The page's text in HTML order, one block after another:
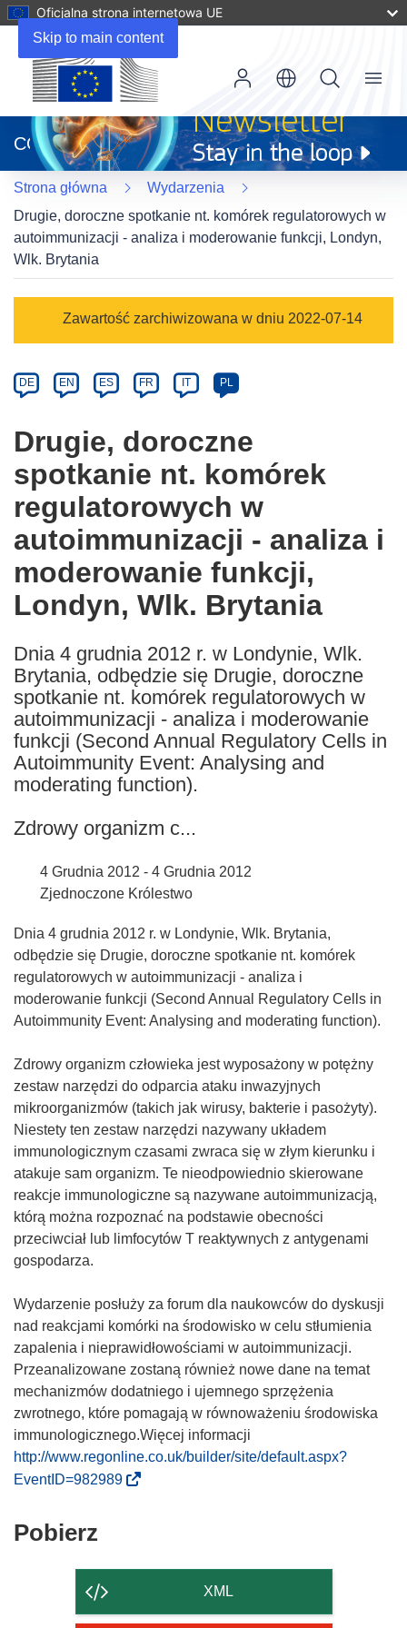
Skip to main content
Oficjalna strona internetowa UE
otworzy
się
w
nowym
oknie)
CORDIS
Menu
Strona główna
Wydarzenia
Drugie, doroczne spotkanie nt. komórek regulatorowych w
autoimmunizacji - analiza i moderowanie funkcji, Londyn,
Wlk. Brytania
category
Zawartość zarchiwizowana w dniu 2022-07-14
Article
available
the
following
languages:
DE EN ES FR IT PL
Drugie, doroczne
spotkanie nt. komórek
regulatorowych w
autoimmunizacji - analiza i
moderowanie funkcji,
Londyn, Wlk. Brytania
Dnia 4 grudnia 2012 r. w Londynie, Wlk.
Brytania, odbędzie się Drugie, doroczne
spotkanie nt. komórek regulatorowych w
autoimmunizacji - analiza i moderowanie
funkcji (Second Annual Regulatory Cells in
Autoimmunity Event: Analysing and
moderating function).
Zdrowy organizm c...
4 Grudnia 2012 - 4 Grudnia 2012
Zjednoczone Królestwo
Dnia 4 grudnia 2012 r. w Londynie, Wlk. Brytania,
odbędzie się Drugie, doroczne spotkanie nt. komórek
regulatorowych w autoimmunizacji - analiza i
moderowanie funkcji (Second Annual Regulatory Cells in
Autoimmunity Event: Analysing and moderating function).
Zdrowy organizm człowieka jest wyposażony w potężny
zestaw narzędzi do odparcia ataku inwazyjnych
mikroorganizmów (takich jak wirusy, bakterie i pasożyty).
Niestety ten zestaw narzędzi nazywany układem
immunologicznym czasami zwraca się w złym kierunku i
atakuje sam organizm. Te nieodpowiednio skierowane
reakcje immunologiczne są nazywane autoimmunizacją,
którą można rozpoznać na podstawie obecności
przeciwciał lub limfocytów T reaktywnych z antygenami
gospodarza.
Wydarzenie posłuży za forum dla naukowców do dyskusji
nad reakcjami komórki na środowisko w celu stłumienia
zapalenia i nieprawidłowościami w autoimmunizacji.
Przeanalizowane zostaną również nowe dane na temat
mechanizmów dodatniego i ujemnego sprzężenia
zwrotnego, które pomagają w równoważeniu środowiska
immunologicznego.Więcej informacji
http://www.regonline.co.uk/builder/site/default.aspx?
EventID=982989(
Pobierz
strony
XML